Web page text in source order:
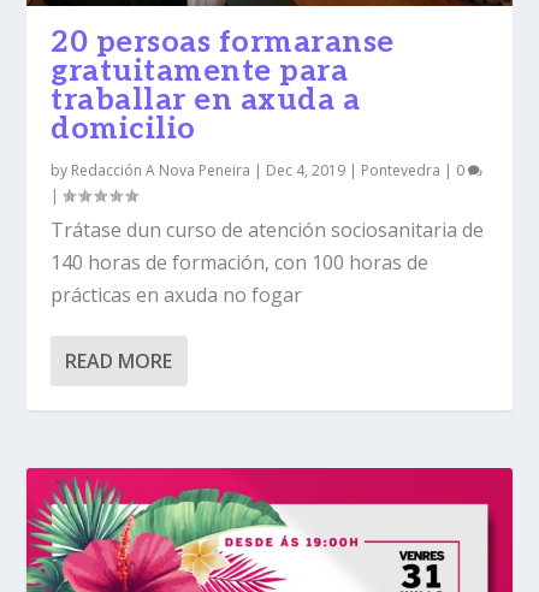
20 persoas formaranse
gratuitamente para
traballar en axuda a
domicilio
by Redacción A Nova Peneira | Dec 4, 2019 | Pontevedra | 0
|
Trátase dun curso de atención sociosanitaria de
140 horas de formación, con 100 horas de
prácticas en axuda no fogar
READ MORE